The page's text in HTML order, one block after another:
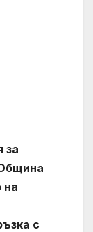
за
на
с